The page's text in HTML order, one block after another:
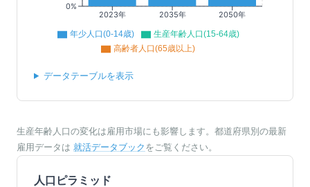
2023年 2035年 2050年
0%
年少人口(0-14歳)
生産年齢人口(15-64歳)
高齢者人口(65歳以上)
データテーブルを表示
生産年齢人口の変化は雇用市場にも影響します。都道府県別の最新
雇用データは 就活データブック をご覧ください。
人口ピラミッド